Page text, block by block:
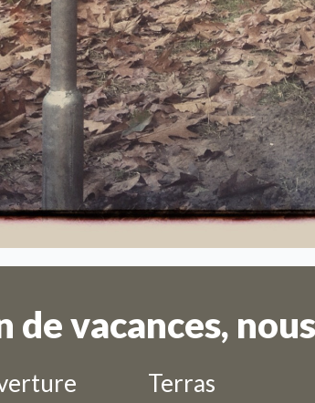
de vacances,
Terras
Mercredi 29 et jeudi 30
sera fermé (vous
Le vendredi 31 juillet
heureux de vous
La semaine du 3 au 9
compris
La semaine du 3 août au 9